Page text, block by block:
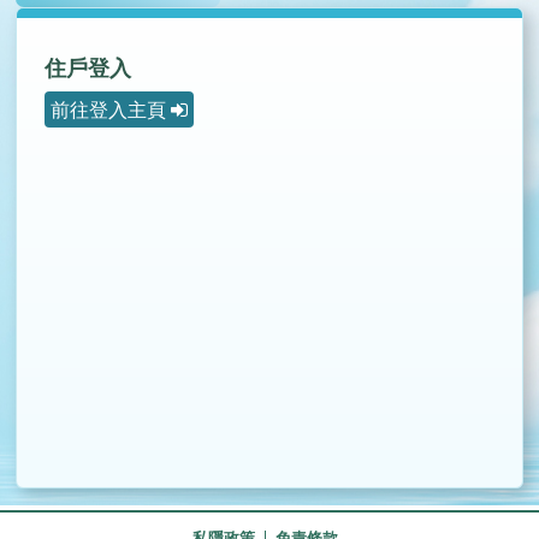
住戶登入
前往登入主頁